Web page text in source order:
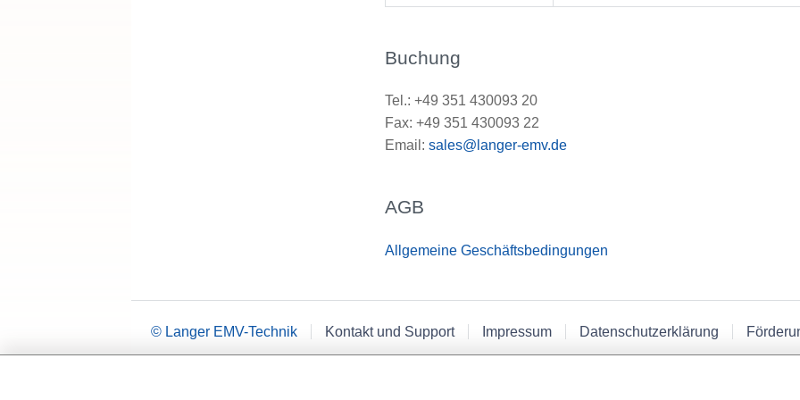
Buchung
Tel.: +49 351 430093 20
Fax: +49 351 430093 22
Email:sales@langer-emv.de
AGB
Allgemeine Geschäftsbedingungen
© Langer EMV-Technik Kontakt und Support Impressum Datenschutzerklärung